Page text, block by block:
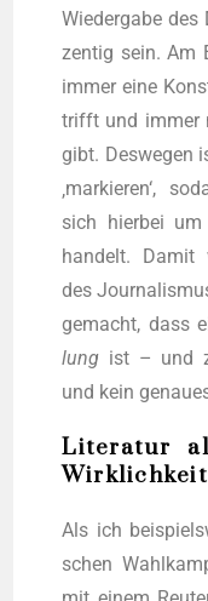
Wie­der­ga­be
zen­tig sein. Am
immer eine
trifft und immer
gibt. Des­we­gen
‚mar­kie­ren‘,
sich hier­bei um
han­delt. Damit
des
gemacht, dass
lung ist – und
und kein
Literatur
Wirklichkeit
Als ich
schen